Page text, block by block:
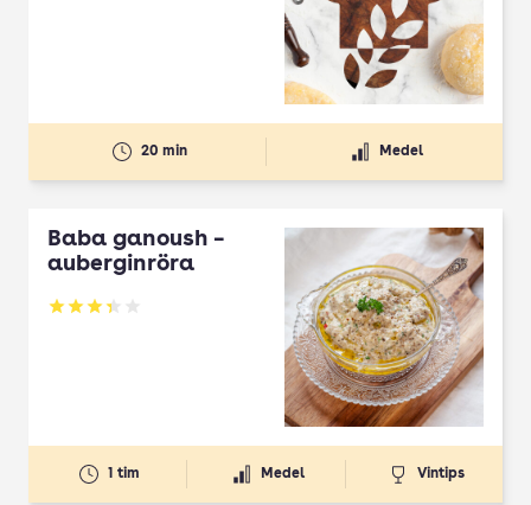
20 min Medel
Baba ganoush –
auberginröra
Betyg: 3.38 av 5
1 tim Medel Vintips